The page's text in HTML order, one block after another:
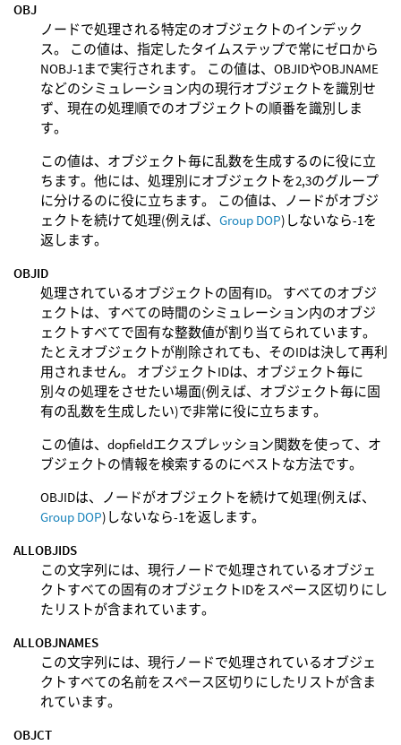
OBJ
ノードで処理される特定のオブジェクトのインデック
ス。 この値は、指定したタイムステップで常にゼロから
NOBJ-1まで実行されます。 この値は、OBJIDやOBJNAME
などのシミュレーション内の現行オブジェクトを識別せ
ず、現在の処理順でのオブジェクトの順番を識別しま
す。
この値は、オブジェクト毎に乱数を生成するのに役に立
ちます。他には、処理別にオブジェクトを2,3のグループ
に分けるのに役に立ちます。 この値は、ノードがオブジ
ェクトを続けて処理(例えば、 Group DOP)しないなら-1を
返します。
OBJID
処理されているオブジェクトの固有ID。 すべてのオブジ
ェクトは、すべての時間のシミュレーション内のオブジ
ェクトすべてで固有な整数値が割り当てられています。
たとえオブジェクトが削除されても、そのIDは決して再利
用されません。 オブジェクトIDは、オブジェクト毎に
別々の処理をさせたい場面(例えば、オブジェクト毎に固
有の乱数を生成したい)で非常に役に立ちます。
この値は、dopfieldエクスプレッション関数を使って、オ
ブジェクトの情報を検索するのにベストな方法です。
OBJIDは、ノードがオブジェクトを続けて処理(例えば、
Group DOP)しないなら-1を返します。
ALLOBJIDS
この文字列には、現行ノードで処理されているオブジェ
クトすべての固有のオブジェクトIDをスペース区切りにし
たリストが含まれています。
ALLOBJNAMES
この文字列には、現行ノードで処理されているオブジェ
クトすべての名前をスペース区切りにしたリストが含ま
れています。
OBJCT